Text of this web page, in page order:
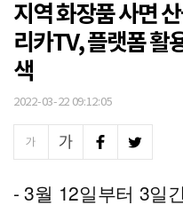
지역 화장품 사면
리카TV, 플랫폼 활
색
2022-03-22 09:12:05
- 3월 12일부터 3일